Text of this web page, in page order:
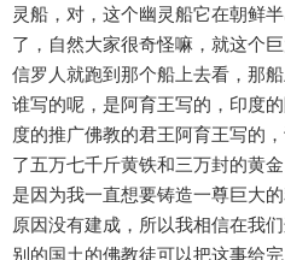
灵船，对，这个幽灵船它在朝鲜
了，自然大家很奇怪嘛，就这个
信罗人就跑到那个船上去看，那
谁写的呢，是阿育王写的，印度
度的推广佛教的君王阿育王写的
了五万七千斤黄铁和三万封的黄
是因为我一直想要铸造一尊巨大
原因没有建成，所以我相信在我
别的国土的佛教徒可以把这事给